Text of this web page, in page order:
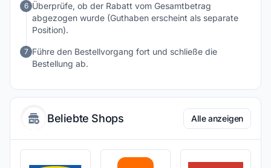
6 Überprüfe, ob der Rabatt vom Gesamtbetrag
abgezogen wurde (Guthaben erscheint als separate
Position).
7 Führe den Bestellvorgang fort und schließe die
Bestellung ab.
Beliebte Shops Alle anzeigen